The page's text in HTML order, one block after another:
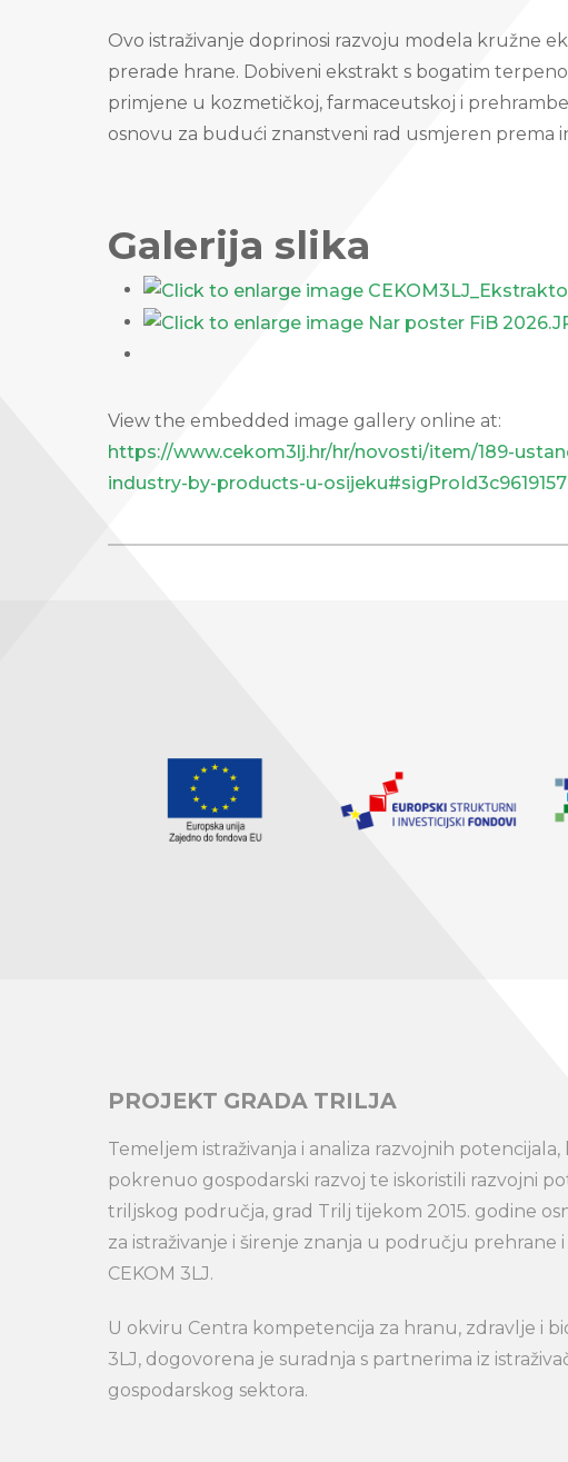
Ovo istraživanje doprinosi razvoju modela kružne
prerade hrane. Dobiveni ekstrakt s bogatim
primjene u kozmetičkoj, farmaceutskoj i
osnovu za budući znanstveni rad usmjeren prema
Galerija slika
View the embedded image gallery online at:
https://www.cekom3lj.hr/hr/novosti/item/189-
industry-by-products-u-
PROJEKT GRADA TRILJA
Temeljem istraživanja i analiza razvojnih potencijala,
pokrenuo gospodarski razvoj te iskoristili razvojni
triljskog područja, grad Trilj tijekom 2015. godine
za istraživanje i širenje znanja u području prehrane
CEKOM 3LJ.
U okviru Centra kompetencija za hranu, zdravlje i
3LJ, dogovorena je suradnja s partnerima iz
gospodarskog sektora.